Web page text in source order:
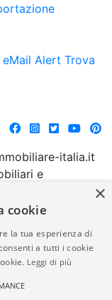
eMail Alert Trova
italia.it
e
parte di
italia.it
della
normativa in
dei
×
cookie
la tua esperienza di
a tutti i cookie
Leggi di più